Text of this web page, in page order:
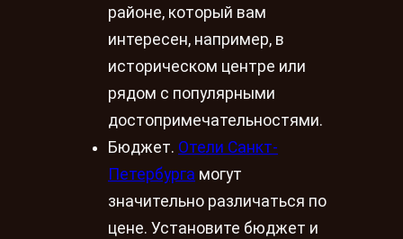
районе, который вам
интересен, например, в
историческом центре или
рядом с популярными
достопримечательностями.
Бюджет. Отели Санкт-
Петербурга могут
значительно различаться по
цене. Установите бюджет и